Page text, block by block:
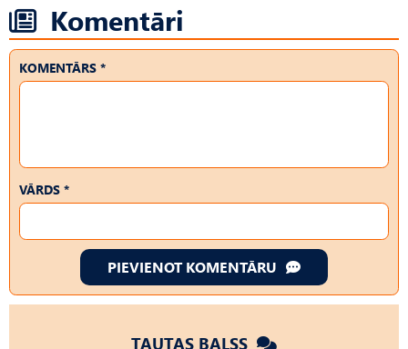
Komentāri
KOMENTĀRS *
VĀRDS *
PIEVIENOT KOMENTĀRU
TAUTAS BALSS